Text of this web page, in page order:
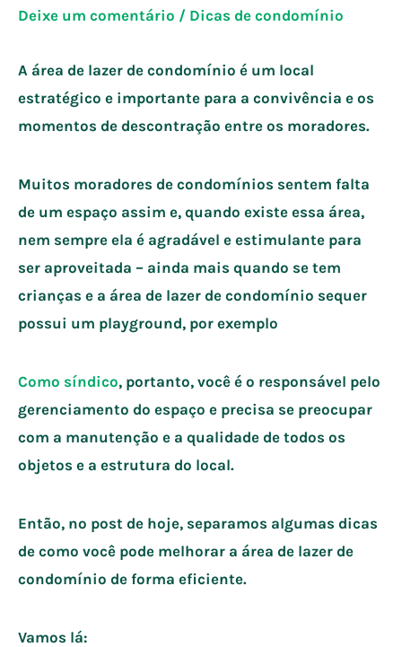
Deixe um comentário / Dicas de condomínio
A área de lazer de condomínio é um local
estratégico e importante para a convivência e os
momentos de descontração entre os moradores.
Muitos moradores de condomínios sentem falta
de um espaço assim e, quando existe essa área,
nem sempre ela é agradável e estimulante para
ser aproveitada – ainda mais quando se tem
crianças e a área de lazer de condomínio sequer
possui um playground, por exemplo
Como síndico, portanto, você é o responsável pelo
gerenciamento do espaço e precisa se preocupar
com a manutenção e a qualidade de todos os
objetos e a estrutura do local.
Então, no post de hoje, separamos algumas dicas
de como você pode melhorar a área de lazer de
condomínio de forma eficiente.
Vamos lá: